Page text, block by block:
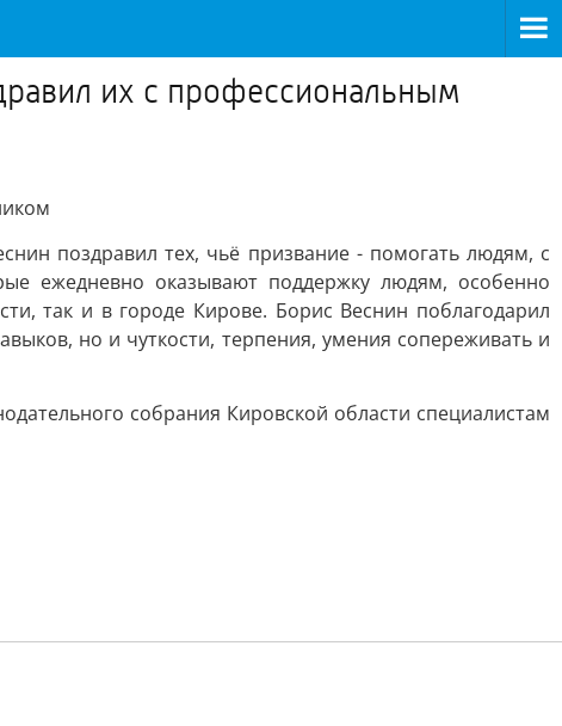
их с профессиональным
поздравил тех, чьё призвание - помогать людям, с
ежедневно оказывают поддержку людям, особенно
так и в городе Кирове. Борис Веснин поблагодарил
но и чуткости, терпения, умения сопереживать и
собрания Кировской области специалистам